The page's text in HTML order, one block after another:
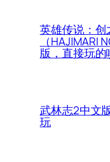
英雄传说：创
（HAJIMARI
版，直接玩的
武林志2中文
玩